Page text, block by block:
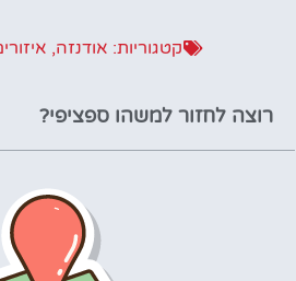
קטגוריות: אודנזה,
רוצה לחזור למשהו ספציפי?